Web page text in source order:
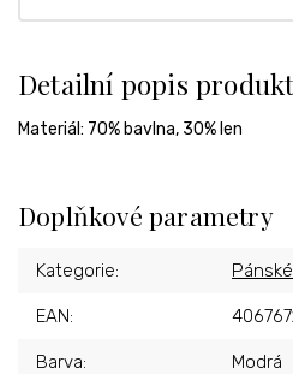
Detailní popis
Materiál: 70% bavlna, 30% len
Doplňkové parametry
Kategorie:
EAN:
Barva: Modrá